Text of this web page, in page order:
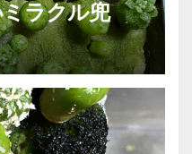
ラクル兜